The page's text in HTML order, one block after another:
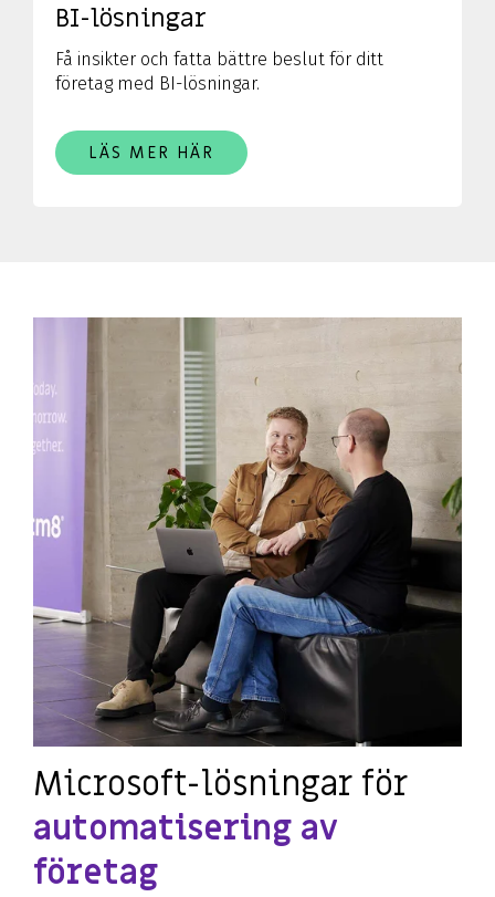
BI-lösningar
Få insikter och fatta bättre beslut för ditt
företag med BI-lösningar.
LÄS MER HÄR
Microsoft-lösningar för
automatisering av
företag